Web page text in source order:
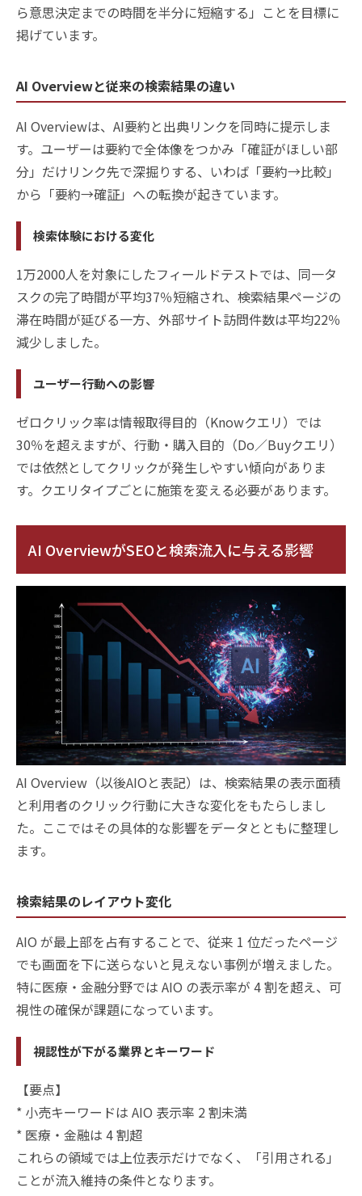
ら意思決定までの時間を半分に短縮する」ことを目標に
掲げています。
AI Overviewと従来の検索結果の違い
AI Overviewは、AI要約と出典リンクを同時に提示しま
す。ユーザーは要約で全体像をつかみ「確証がほしい部
分」だけリンク先で深掘りする、いわば「要約→比較」
から「要約→確証」への転換が起きています。
検索体験における変化
1万2000人を対象にしたフィールドテストでは、同一タ
スクの完了時間が平均37％短縮され、検索結果ページの
滞在時間が延びる一方、外部サイト訪問件数は平均22％
減少しました。
ユーザー行動への影響
ゼロクリック率は情報取得目的（Knowクエリ）では
30％を超えますが、行動・購入目的（Do／Buyクエリ）
では依然としてクリックが発生しやすい傾向がありま
す。クエリタイプごとに施策を変える必要があります。
AI OverviewがSEOと検索流入に与える影響
AI Overview（以後AIOと表記）は、検索結果の表示面積
と利用者のクリック行動に大きな変化をもたらしまし
た。ここではその具体的な影響をデータとともに整理し
ます。
検索結果のレイアウト変化
AIO が最上部を占有することで、従来 1 位だったページ
でも画面を下に送らないと見えない事例が増えました。
特に医療・金融分野では AIO の表示率が 4 割を超え、可
視性の確保が課題になっています。
視認性が下がる業界とキーワード
【要点】
* 小売キーワードは AIO 表示率 2 割未満
* 医療・金融は 4 割超
これらの領域では上位表示だけでなく、「引用される」
ことが流入維持の条件となります。